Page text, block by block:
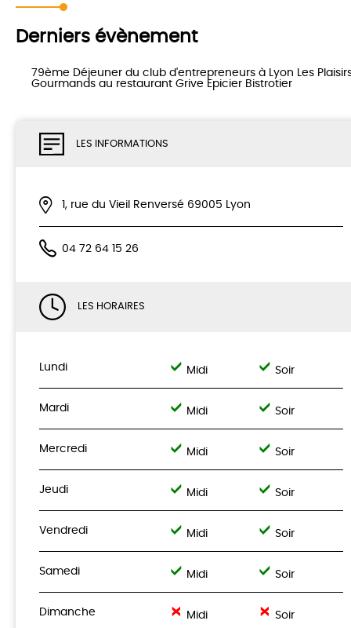
LES INFORMATIONS
1, rue du Vieil Renversé 69005 Lyon
04 72 64 15 26
LES HORAIRES
Lundi Midi Soir
Mardi Midi Soir
Mercredi Midi Soir
Jeudi Midi Soir
Vendredi Midi Soir
Samedi Midi Soir
Dimanche Midi Soir
Derniers évènement
79ème Déjeuner du club d'entrepreneurs à Lyon Les
Gourmands au restaurant Grive Epicier Bistrotier